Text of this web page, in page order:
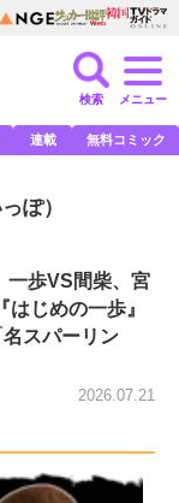
検索 メニュー
連載 無料コミック
ぽ）
一歩VS間柴、宮
じめの一歩』
スパーリン
2026.07.21